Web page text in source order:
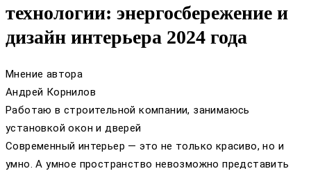
технологии: энергосбережение и
дизайн интерьера 2024 года
Мнение автора
Андрей Корнилов
Работаю в строительной компании, занимаюсь
установкой окон и дверей
Современный интерьер — это не только красиво, но и
умно. А умное пространство невозможно представить